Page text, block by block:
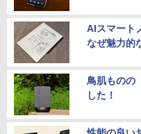
AIスマート
なぜ魅力的
鳥肌ものの
した！